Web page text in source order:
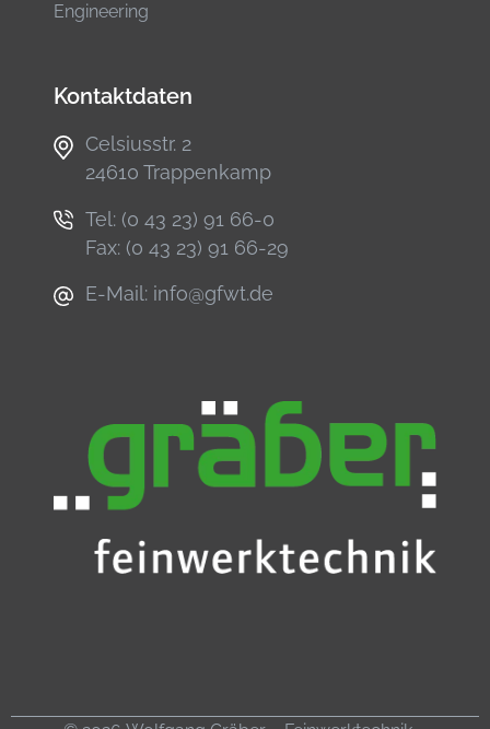
Engineering
Kontaktdaten
Celsiusstr. 2
24610 Trappenkamp
Tel: (0 43 23) 91 66-0
Fax: (0 43 23) 91 66-29
E-Mail: info@gfwt.de